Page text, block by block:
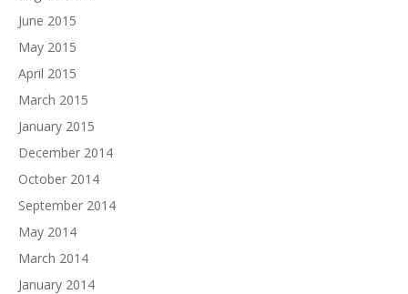
June 2015
May 2015
April 2015
March 2015
January 2015
December 2014
October 2014
September 2014
May 2014
March 2014
January 2014